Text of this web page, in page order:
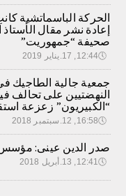
الحركة الباسماتشية
إعادة نشر مقال
صحيفة “جمهوريت”
🕔12:44, 17.يناير 2019
جمعية جالية الطاجيك
النهضتيين على تحالف
“الكبيريون” زعزعة
🕔16:58, 12.سبتمبر 2018
صدر الدين عينى: مؤسس
🕔12:41, 13.أبريل 2018